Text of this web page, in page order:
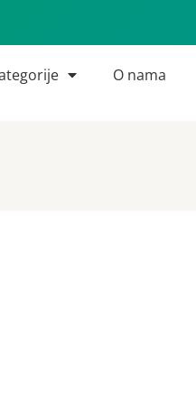
O nama